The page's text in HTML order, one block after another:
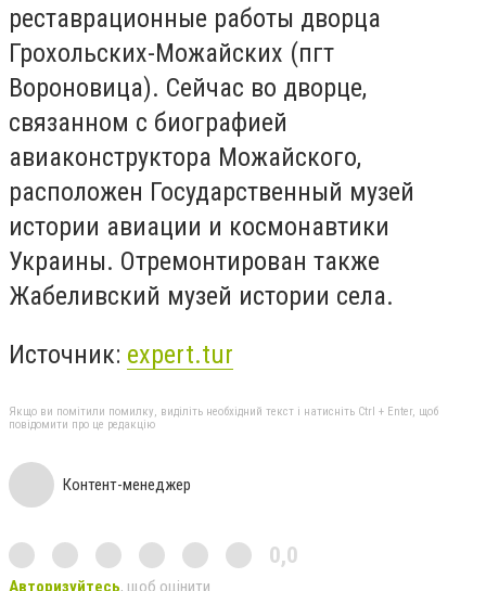
реставрационные работы дворца
Грохольских-Можайских (пгт
Вороновица). Сейчас во дворце,
связанном с биографией
авиаконструктора Можайского,
расположен Государственный музей
истории авиации и космонавтики
Украины. Отремонтирован также
Жабеливский музей истории села.
Источник: expert.tur
Якщо ви помітили помилку, виділіть необхідний текст і натисніть Ctrl + Enter, щоб
повідомити про це редакцію
Контент-менеджер
0,0
Авторизуйтесь, щоб оцінити